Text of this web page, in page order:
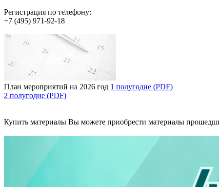
Регистрация по телефону:
+7 (495) 971-92-18
План мероприятий на 2026 год 1 полугодие (PDF)
2 полугодие (PDF)
Купить материалы Вы можете приобрести материалы